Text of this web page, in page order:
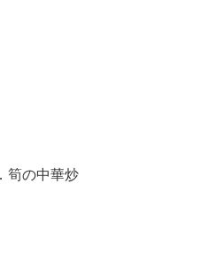
筍の中華炒